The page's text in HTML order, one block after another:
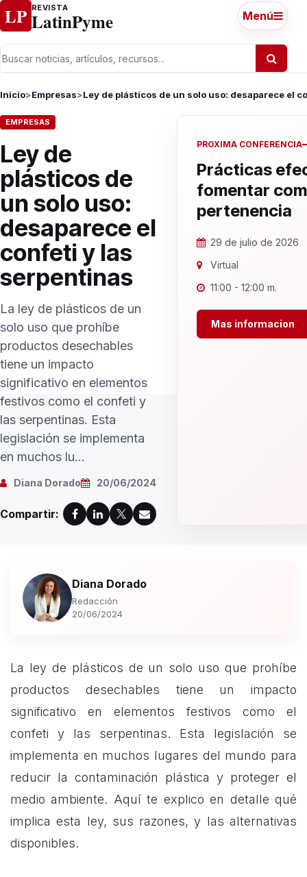
Ir al contenido
LP REVISTA
LatinPyme Menú
Inicio>Empresas>Ley de plásticos de un solo uso: desaparece el
EMPRESAS
Ley de
plásticos de
un solo uso:
desaparece el
confeti y las
serpentinas
La ley de plásticos de un
solo uso que prohíbe
productos desechables
tiene un impacto
significativo en elementos
festivos como el confeti y
las serpentinas. Esta
legislación se implementa
en muchos lu...
Diana Dorado 20/06/2024
Compartir:
PROXIMA CONFERENCIA
Prácticas
fomentar
pertenencia
29 de julio de 2026
Virtual
11:00 - 12:00 m.
Mas informacion
Diana Dorado
Redacción
20/06/2024
La ley de plásticos de un solo uso que prohíbe
productos desechables tiene un impacto
significativo en elementos festivos como el
confeti y las serpentinas. Esta legislación se
implementa en muchos lugares del mundo para
reducir la contaminación plástica y proteger el
medio ambiente. Aquí te explico en detalle qué
implica esta ley, sus razones, y las alternativas
disponibles.